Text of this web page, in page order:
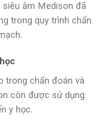
siêu âm Medison đã
trong quy trình chẩn
trong chẩn đoán và
còn được sử dụng
y học.